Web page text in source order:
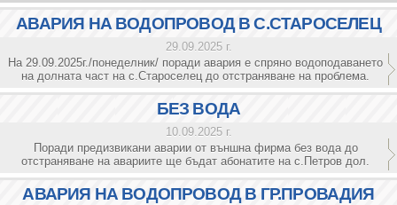
АВАРИЯ НА ВОДОПРОВОД В С.СТАРОСЕЛЕЦ
29.09.2025 г.
На 29.09.2025г./понеделник/ поради авария е спряно водоподаването
на долната част на с.Староселец до отстраняване на проблема.
БЕЗ ВОДА
10.09.2025 г.
Поради предизвикани аварии от външна фирма без вода до
отстраняване на авариите ще бъдат абонатите на с.Петров дол.
АВАРИЯ НА ВОДОПРОВОД В ГР.ПРОВАДИЯ